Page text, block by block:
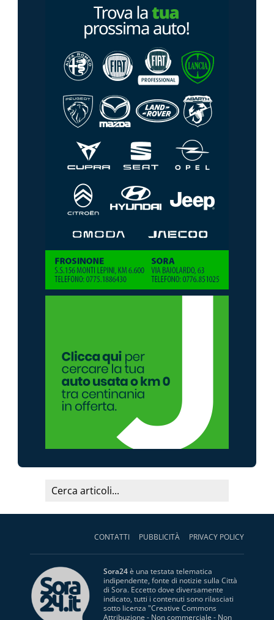
CONTATTI PUBBLICITÀ PRIVACY POLICY
Sora24è una testata telematica
indipendente, fonte di notizie sulla Città
di Sora. Eccetto dove diversamente
indicato, tutti i contenuti sono rilasciati
sotto licenza "Creative Commons
Attribuzione - Non commerciale - Non